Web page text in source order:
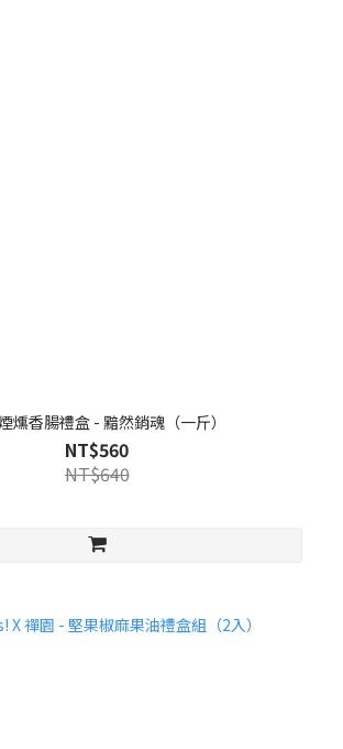
燻香腸禮盒 - 黯然銷魂（一斤）
NT$560
NT$640